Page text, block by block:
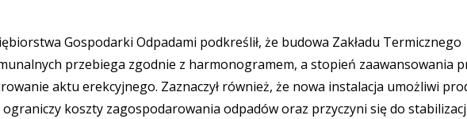
Gospodarki Odpadami podkreślił, że budowa Zakładu Termicznego
przebiega zgodnie z harmonogramem, a stopień zaawansowania
aktu erekcyjnego. Zaznaczył również, że nowa instalacja umożliwi
koszty zagospodarowania odpadów oraz przyczyni się do